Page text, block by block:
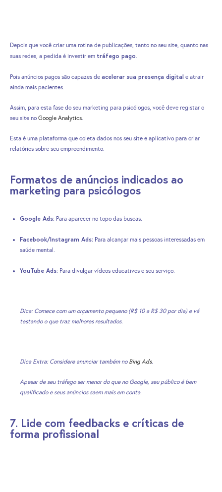
Depois que você criar uma rotina de publicações, tanto no seu site, quanto nas
suas redes, a pedida é investir em tráfego pago.
Pois anúncios pagos são capazes de acelerar sua presença digital e atrair
ainda mais pacientes.
Assim, para esta fase do seu marketing para psicólogos, você deve registar o
seu site no Google Analytics.
Esta é uma plataforma que coleta dados nos seu site e aplicativo para criar
relatórios sobre seu empreendimento.
Formatos de anúncios indicados ao
marketing para psicólogos
Google Ads: Para aparecer no topo das buscas.
Facebook/Instagram Ads: Para alcançar mais pessoas interessadas em
saúde mental.
YouTube Ads: Para divulgar vídeos educativos e seu serviço.
Dica: Comece com um orçamento pequeno (R$ 10 a R$ 30 por dia) e vá
testando o que traz melhores resultados.
Dica Extra: Considere anunciar também no Bing Ads.
Apesar de seu tráfego ser menor do que no Google, seu público é bem
qualificado e seus anúncios saem mais em conta.
7. Lide com feedbacks e críticas de
forma profissional